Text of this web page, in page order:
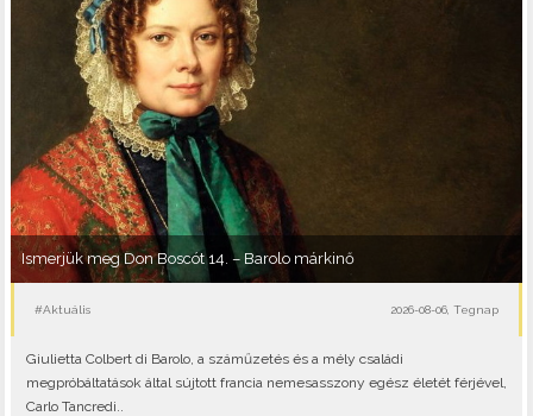
Ismerjük meg Don Boscót 14. – Barolo márkinő
#Aktuális 2026-08-06, Tegnap
Giulietta Colbert di Barolo, a száműzetés és a mély családi
megpróbáltatások által sújtott francia nemesasszony egész életét férjével,
Carlo Tancredi..